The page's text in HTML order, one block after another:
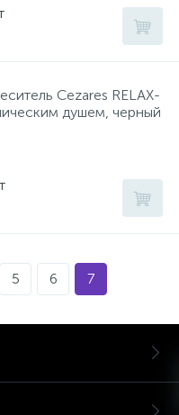
Cezares RELAX-
душем, черный
5 6 7